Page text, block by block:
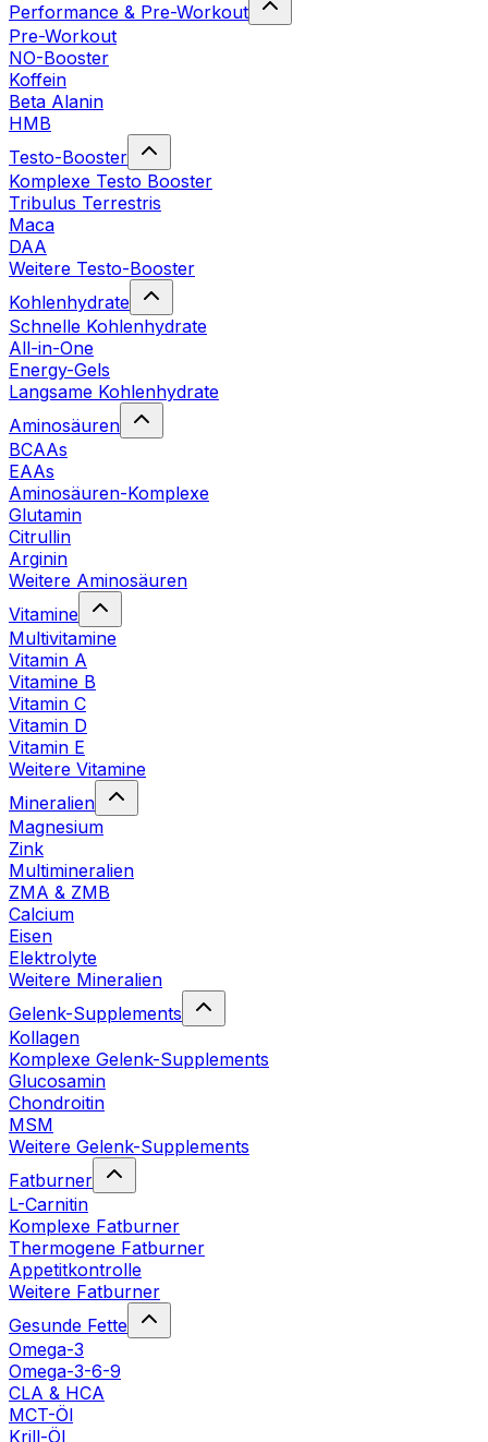
Performance & Pre-Workout
Pre-Workout
NO-Booster
Koffein
Beta Alanin
HMB
Testo-Booster
Komplexe Testo Booster
Tribulus Terrestris
Maca
DAA
Weitere Testo-Booster
Kohlenhydrate
Schnelle Kohlenhydrate
All-in-One
Energy-Gels
Langsame Kohlenhydrate
Aminosäuren
BCAAs
EAAs
Aminosäuren-Komplexe
Glutamin
Citrullin
Arginin
Weitere Aminosäuren
Vitamine
Multivitamine
Vitamin A
Vitamine B
Vitamin C
Vitamin D
Vitamin E
Weitere Vitamine
Mineralien
Magnesium
Zink
Multimineralien
ZMA & ZMB
Calcium
Eisen
Elektrolyte
Weitere Mineralien
Gelenk-Supplements
Kollagen
Komplexe Gelenk-Supplements
Glucosamin
Chondroitin
MSM
Weitere Gelenk-Supplements
Fatburner
L-Carnitin
Komplexe Fatburner
Thermogene Fatburner
Appetitkontrolle
Weitere Fatburner
Gesunde Fette
Omega-3
Omega-3-6-9
CLA & HCA
MCT-Öl
Krill-Öl